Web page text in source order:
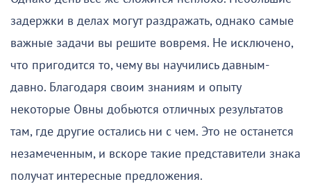
задержки в делах могут раздражать, однако самые
важные задачи вы решите вовремя. Не исключено,
что пригодится то, чему вы научились давным-
давно. Благодаря своим знаниям и опыту
некоторые Овны добьются отличных результатов
там, где другие остались ни с чем. Это не останется
незамеченным, и вскоре такие представители знака
получат интересные предложения.